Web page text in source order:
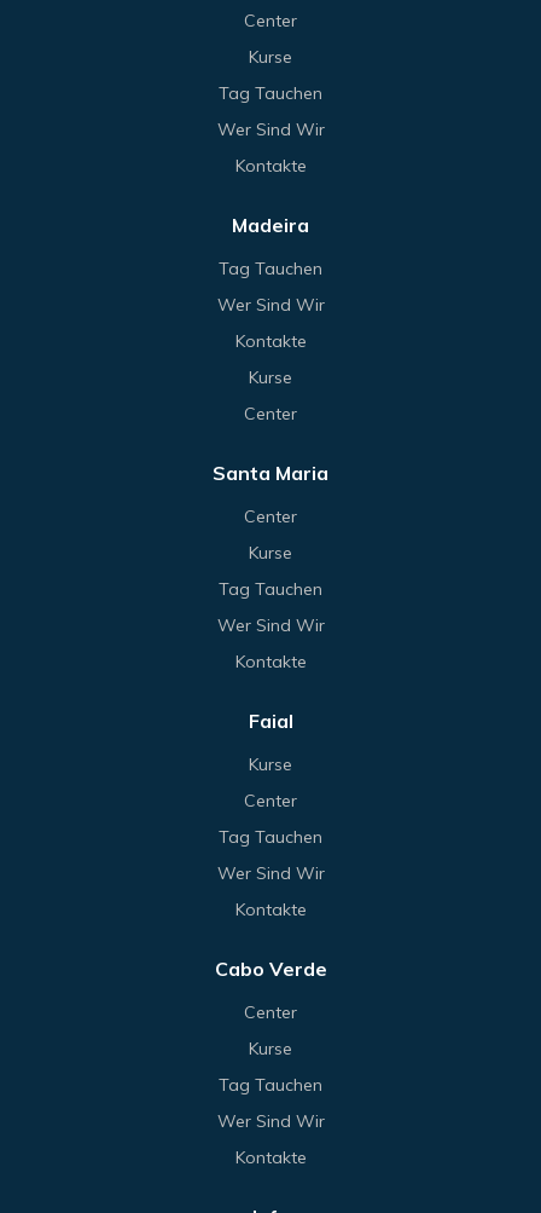
Center
Kurse
Tag Tauchen
Wer Sind Wir
Kontakte
Madeira
Tag Tauchen
Wer Sind Wir
Kontakte
Kurse
Center
Santa Maria
Center
Kurse
Tag Tauchen
Wer Sind Wir
Kontakte
Faial
Kurse
Center
Tag Tauchen
Wer Sind Wir
Kontakte
Cabo Verde
Center
Kurse
Tag Tauchen
Wer Sind Wir
Kontakte